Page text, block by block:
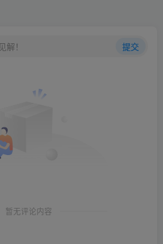
！ 提交
暂无评论内容